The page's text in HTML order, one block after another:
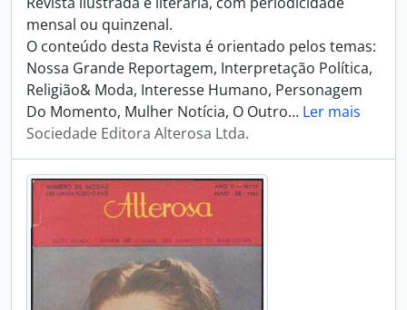
mensal ou quinzenal.
O conteúdo desta Revista é orientado pelos temas:
Nossa Grande Reportagem, Interpretação Política,
Religião& Moda, Interesse Humano, Personagem
Do Momento, Mulher Notícia, O Outro… Ler mais
Sociedade Editora Alterosa Ltda.